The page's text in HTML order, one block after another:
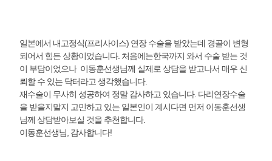
일본에서 내고정식(프리사이스) 연장 수술을 받았는데 경골이 변형
되어서 힘든 상황이었습니다. 처음에는한국까지 와서 수술 받는 것
이 부담이었으나 이동훈선생님께 실제로 상담을 받고나서 매우 신
뢰할 수 있는 닥터라고 생각했습니다.
재수술이 무사히 성공하여 정말 감사하고 있습니다. 다리연장수술
을 받을지말지 고민하고 있는 일본인이 계시다면 먼저 이동훈선생
님께 상담받아보실 것을 추천합니다.
이동훈선생님, 감사합니다!